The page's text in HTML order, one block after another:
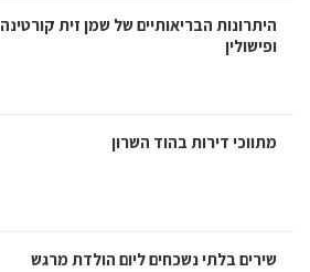
היתרונות הבריאותיים של שמן זית קורטינה
ופישולין
מתווכי דירות בהוד השרון
שירים בלתי נשכחים ליום הולדת מרגש